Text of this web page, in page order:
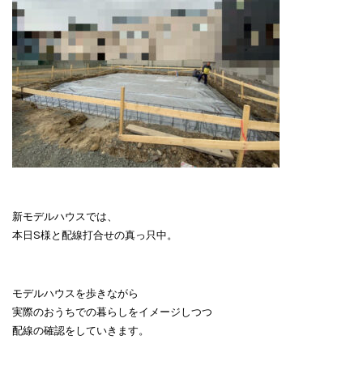
新モデルハウスでは、
本日S様と配線打合せの真っ只中。
モデルハウスを歩きながら
実際のおうちでの暮らしをイメージしつつ
配線の確認をしていきます。